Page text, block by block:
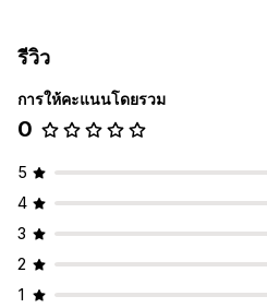
ซิงค์คำสั่งซื้อ
การติดตามแบบเรียลไทม์
รีวิว
การให้คะแนนโดยรวม
0
5
4
3
2
1